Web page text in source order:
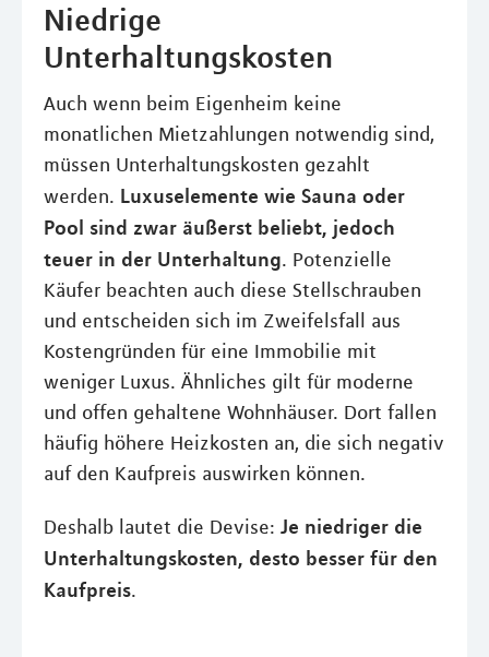
Niedrige
Unterhaltungskosten
Auch wenn beim Eigenheim keine
monatlichen Mietzahlungen notwendig sind,
müssen Unterhaltungskosten gezahlt
werden. Luxuselemente wie Sauna oder
Pool sind zwar äußerst beliebt, jedoch
teuer in der Unterhaltung. Potenzielle
Käufer beachten auch diese Stellschrauben
und entscheiden sich im Zweifelsfall aus
Kostengründen für eine Immobilie mit
weniger Luxus. Ähnliches gilt für moderne
und offen gehaltene Wohnhäuser. Dort fallen
häufig höhere Heizkosten an, die sich negativ
auf den Kaufpreis auswirken können.
Deshalb lautet die Devise: Je niedriger die
Unterhaltungskosten, desto besser für den
Kaufpreis.